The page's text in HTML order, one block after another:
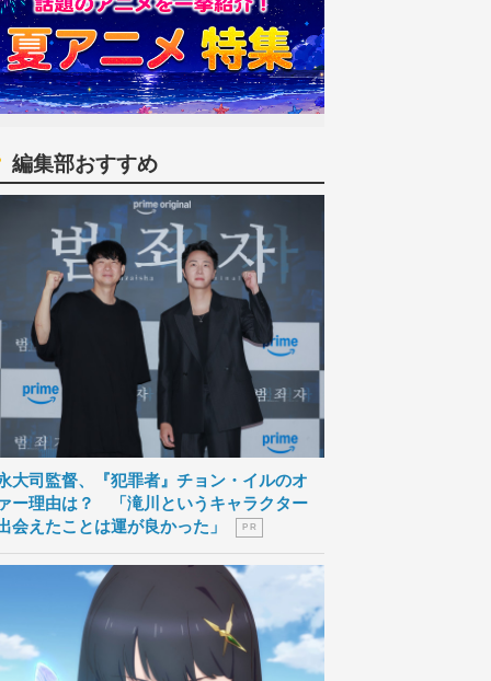
編集部おすすめ
大司監督、『犯罪者』チョン・イルのオ
ー理由は？ 「滝川というキャラクター
会えたことは運が良かった」
P R